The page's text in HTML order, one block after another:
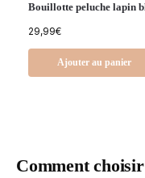
Bouillotte peluche lapin
29,99€
Ajouter au panier
Comment